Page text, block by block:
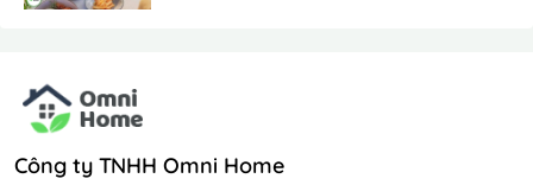
Công ty TNHH Omni Home